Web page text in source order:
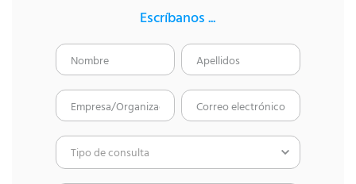
Escríbanos ...
Tipo de consulta